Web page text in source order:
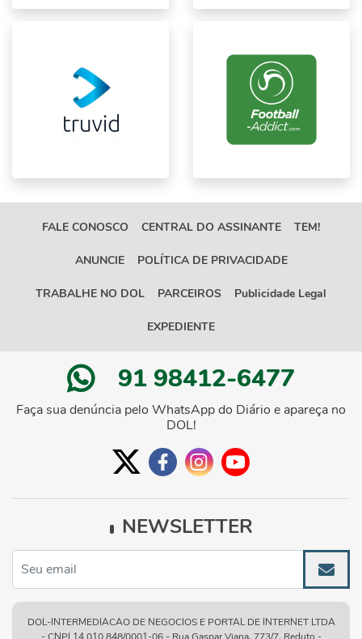
FALE CONOSCO CENTRAL DO ASSINANTE TEM!
ANUNCIE POLÍTICA DE PRIVACIDADE
TRABALHE NO DOL PARCEIROS Publicidade Legal
EXPEDIENTE
91 98412-6477
Faça sua denúncia pelo WhatsApp do Diário e apareça no
DOL!
NEWSLETTER
DOL-INTERMEDIACAO DE NEGOCIOS E PORTAL DE INTERNET LTDA